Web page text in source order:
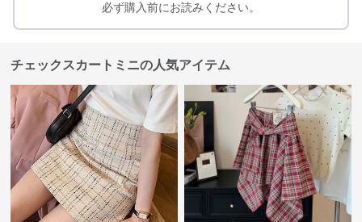
必ず購入前にお読みください。
チェックスカートミニの人気アイテム